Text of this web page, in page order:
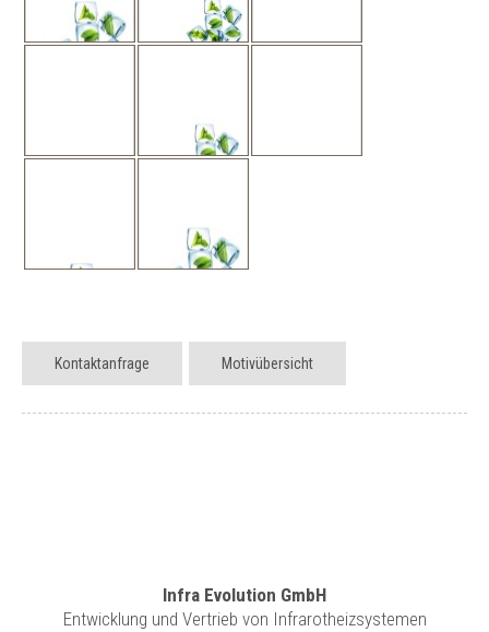
Kontaktanfrage Motivübersicht
Infra Evolution GmbH
Entwicklung und Vertrieb von Infrarotheizsystemen